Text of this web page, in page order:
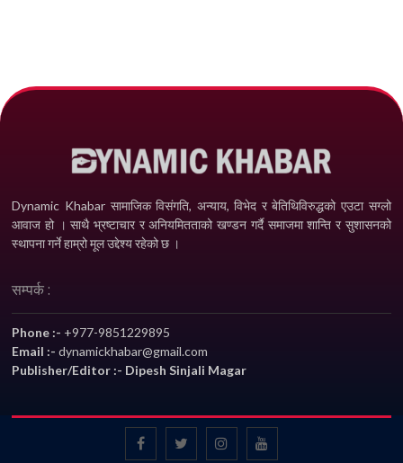
Dynamic Khabar सामाजिक विसंगति, अन्याय, विभेद­ र बेतिथिविरुद्धको एउटा सग्लो
आवाज हो । साथै भ्रष्टाचार र अनियमितताको खण्डन गर्दै समाजमा शान्ति र सुशासनको
स्थापना गर्ने हाम्रो मूल उद्देश्य रहेको छ ।
सम्पर्क :
Phone :- +977-9851229895
Email :-dynamickhabar@gmail.com
Publisher/Editor :- Dipesh Sinjali Magar